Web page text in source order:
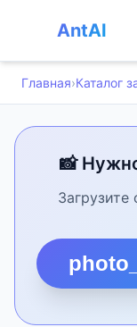
AntAI
Главная›Каталог
📸